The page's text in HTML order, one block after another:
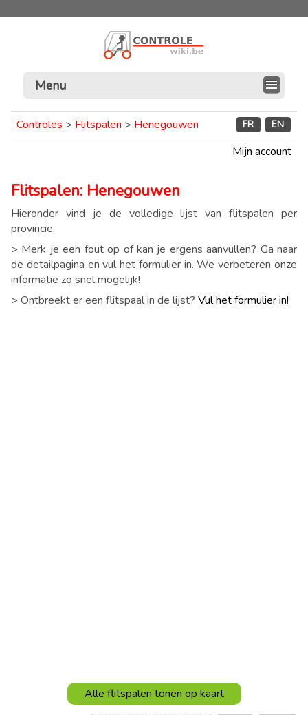
Menu
Controles > Flitspalen > Henegouwen FR EN
Mijn account
Flitspalen: Henegouwen
Hieronder vind je de volledige lijst van flitspalen per
provincie.
> Merk je een fout op of kan je ergens aanvullen? Ga naar
de detailpagina en vul het formulier in. We verbeteren onze
informatie zo snel mogelijk!
> Ontbreekt er een flitspaal in de lijst? Vul het formulier in!
Alle flitspalen tonen op kaart